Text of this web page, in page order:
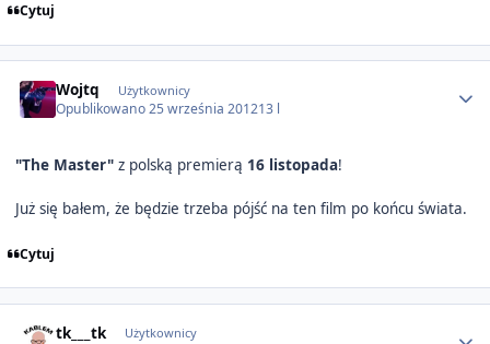
Cytuj
Wojtq Użytkownicy
Opublikowano25 września 201213 l
"The Master"z polską premierą 16 listopada!
Już się bałem, że będzie trzeba pójść na ten film po końcu świata.
Cytuj
tk___tk Użytkownicy